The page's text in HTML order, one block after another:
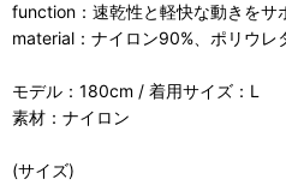
function：速乾性と軽快な動きをサ
material：ナイロン90%、ポリウレ
モデル：180cm / 着用サイズ：L
素材：ナイロン
(サイズ)